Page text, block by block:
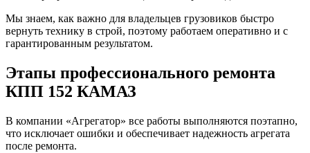
Мы знаем, как важно для владельцев грузовиков быстро
вернуть технику в строй, поэтому работаем оперативно и с
гарантированным результатом.
Этапы профессионального ремонта
КПП 152 КАМАЗ
В компании «Агрегатор» все работы выполняются поэтапно,
что исключает ошибки и обеспечивает надежность агрегата
после ремонта.